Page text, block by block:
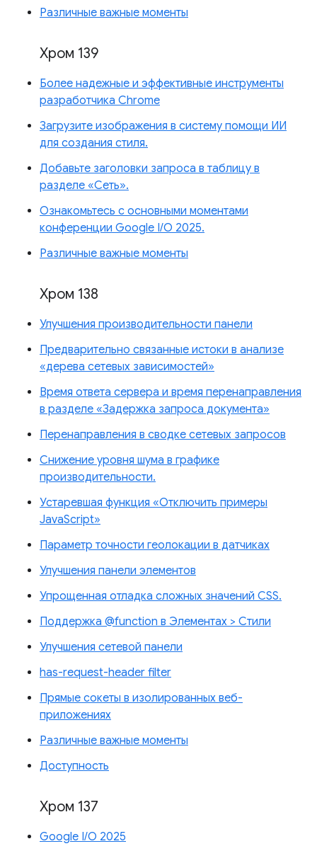
Различные важные моменты
Хром 139
Более надежные и эффективные инструменты
разработчика Chrome
Загрузите изображения в систему помощи ИИ
для создания стиля.
Добавьте заголовки запроса в таблицу в
разделе «Сеть».
Ознакомьтесь с основными моментами
конференции Google I/O 2025.
Различные важные моменты
Хром 138
Улучшения производительности панели
Предварительно связанные истоки в анализе
«дерева сетевых зависимостей»
Время ответа сервера и время перенаправления
в разделе «Задержка запроса документа»
Перенаправления в сводке сетевых запросов
Снижение уровня шума в графике
производительности.
Устаревшая функция «Отключить примеры
JavaScript»
Параметр точности геолокации в датчиках
Улучшения панели элементов
Упрощенная отладка сложных значений CSS.
Поддержка @function в Элементах > Стили
Улучшения сетевой панели
has-request-header filter
Прямые сокеты в изолированных веб-
приложениях
Различные важные моменты
Доступность
Хром 137
Google I/O 2025